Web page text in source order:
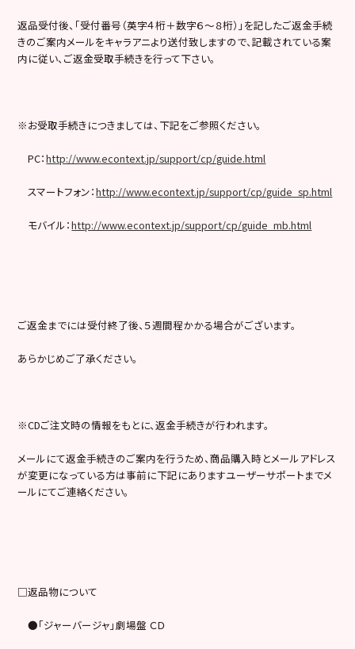
返品受付後、「受付番号（英字４桁＋数字６～８桁）」を記したご返金手続
きのご案内メールをキャラアニより送付致しますので、記載されている案
内に従い、ご返金受取手続きを行って下さい。
※お受取手続きにつきましては、下記をご参照ください。
PC：http://www.econtext.jp/support/cp/guide.html
スマートフォン：http://www.econtext.jp/support/cp/guide_sp.html
モバイル：http://www.econtext.jp/support/cp/guide_mb.html
ご返金までには受付終了後、５週間程かかる場合がございます。
あらかじめご了承ください。
※CDご注文時の情報をもとに、返金手続きが行われます。
メールにて返金手続きのご案内を行うため、商品購入時とメールアドレス
が変更になっている方は事前に下記にありますユーザーサポートまでメ
ールにてご連絡ください。
□返品物について
●「ジャーバージャ」劇場盤 ＣＤ